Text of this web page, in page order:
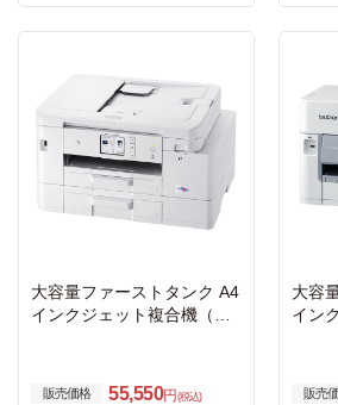
大容量ファーストタンク A4
インクジェット複合機（Wi-
販売価格 55,550円 (税込)
大容
イン
販売